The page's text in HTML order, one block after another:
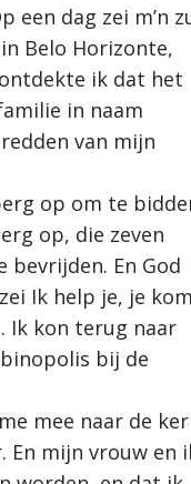
dag zei m’n
Belo Horizonte,
ontdekte ik dat het
in naam
van mijn
op om te
op, die zeven
bevrijden. En God
Ik help je, je
Ik kon terug naar
bij de
mee naar de
En mijn vrouw en